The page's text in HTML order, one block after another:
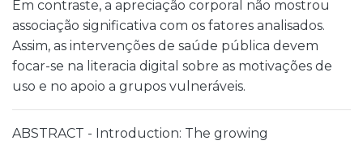
Em contraste, a apreciação corporal não mostrou
associação significativa com os fatores analisados.
Assim, as intervenções de saúde pública devem
focar-se na literacia digital sobre as motivações de
uso e no apoio a grupos vulneráveis.
ABSTRACT - Introduction: The growing